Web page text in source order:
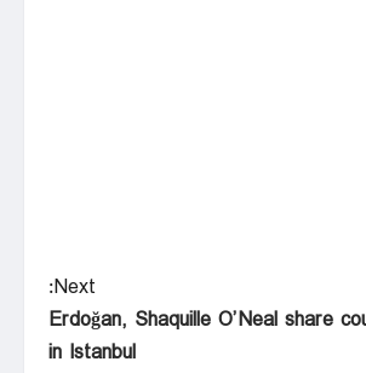
Next:
Erdoğan, Shaquille O’Neal share
in Istanbul